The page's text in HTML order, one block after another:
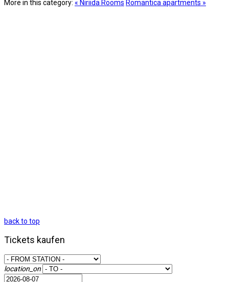
More in this category: « Niriida Rooms Romantica apartments »
back to top
Tickets kaufen
location_on